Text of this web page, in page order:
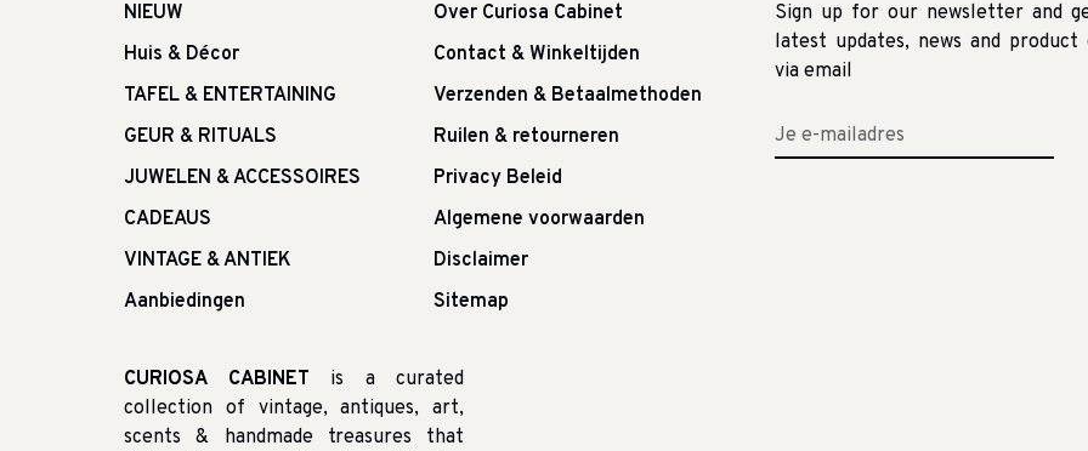
NIEUW
Huis & Décor
TAFEL & ENTERTAINING
GEUR & RITUALS
JUWELEN & ACCESSOIRES
CADEAUS
VINTAGE & ANTIEK
Aanbiedingen
Over Curiosa Cabinet
Contact & Winkeltijden
Verzenden & Betaalmethoden
Ruilen & retourneren
Privacy Beleid
Algemene voorwaarden
Disclaimer
Sitemap
Sign up for our newsletter and
latest updates, news and product
via email
CURIOSA CABINET is a curated
collection of vintage, antiques, art,
scents & handmade treasures that